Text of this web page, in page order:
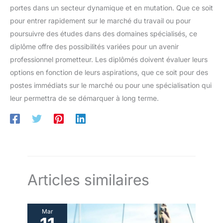
portes dans un secteur dynamique et en mutation. Que ce soit
pour entrer rapidement sur le marché du travail ou pour
poursuivre des études dans des domaines spécialisés, ce
diplôme offre des possibilités variées pour un avenir
professionnel prometteur. Les diplômés doivent évaluer leurs
options en fonction de leurs aspirations, que ce soit pour des
postes immédiats sur le marché ou pour une spécialisation qui
leur permettra de se démarquer à long terme.
Articles similaires
Mar